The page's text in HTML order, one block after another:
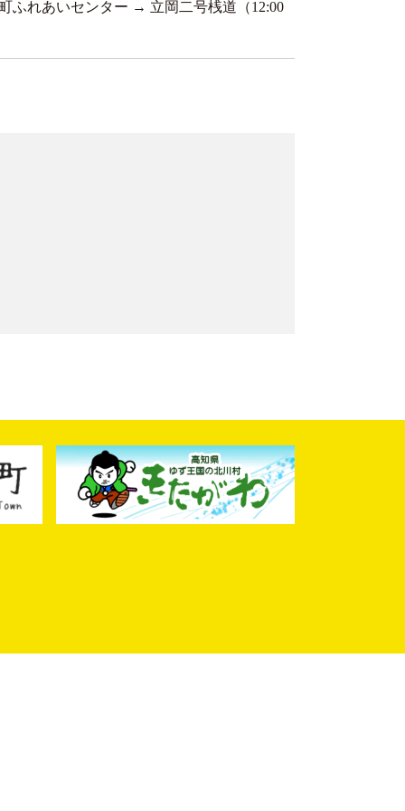
れあいセンター → 立岡二号桟道（12:00